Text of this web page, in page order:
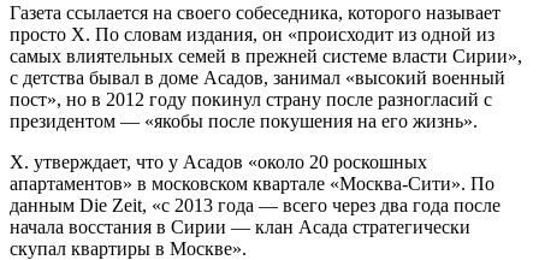
Газета ссылается на своего собеседника, которого называет
просто Х. По словам издания, он «происходит из одной из
самых влиятельных семей в прежней системе власти Сирии»,
с детства бывал в доме Асадов, занимал «высокий военный
пост», но в 2012 году покинул страну после разногласий с
президентом — «якобы после покушения на его жизнь».
Х. утверждает, что у Асадов «около 20 роскошных
апартаментов» в московском квартале «Москва-Сити». По
данным Die Zeit, «с 2013 года — всего через два года после
начала восстания в Сирии — клан Асада стратегически
скупал квартиры в Москве».